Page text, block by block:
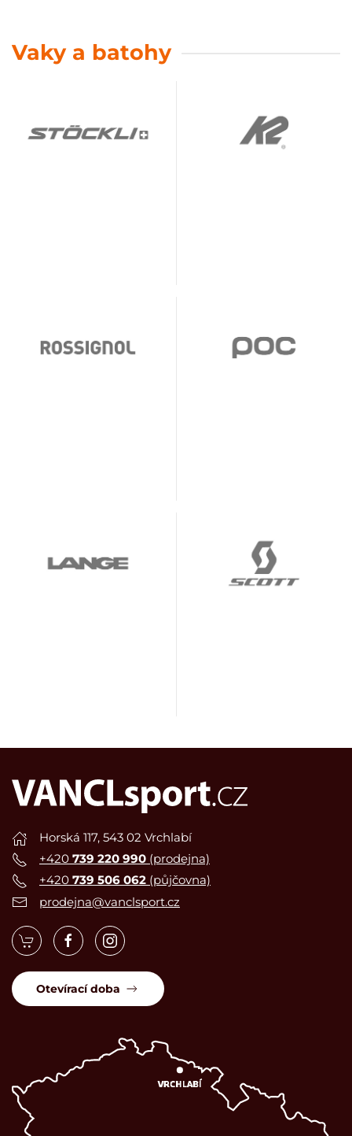
Vaky a batohy
Horská 117, 543 02 Vrchlabí
+420 739 220 990 (prodejna)
+420 739 506 062 (půjčovna)
prodejna@vanclsport.cz
Otevírací doba